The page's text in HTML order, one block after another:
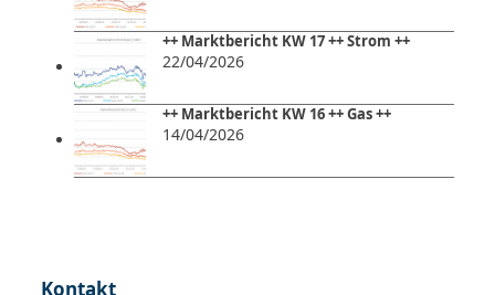
++ Marktbericht KW 17 ++ Strom ++
22/04/2026
++ Marktbericht KW 16 ++ Gas ++
14/04/2026
Kontakt